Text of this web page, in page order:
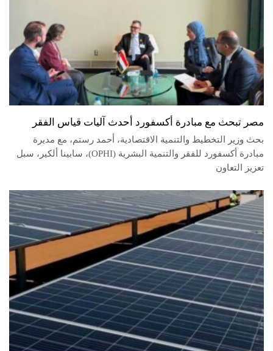
مصر تبحث مع مبادرة أكسفورد أحدث آليات قياس الفقر
بحث وزير التخطيط والتنمية الاقتصادية، أحمد رستم، مع مديرة
مبادرة أكسفورد للفقر والتنمية البشرية (OPHI)، سابينا ألكير، سبل
تعزيز التعاون